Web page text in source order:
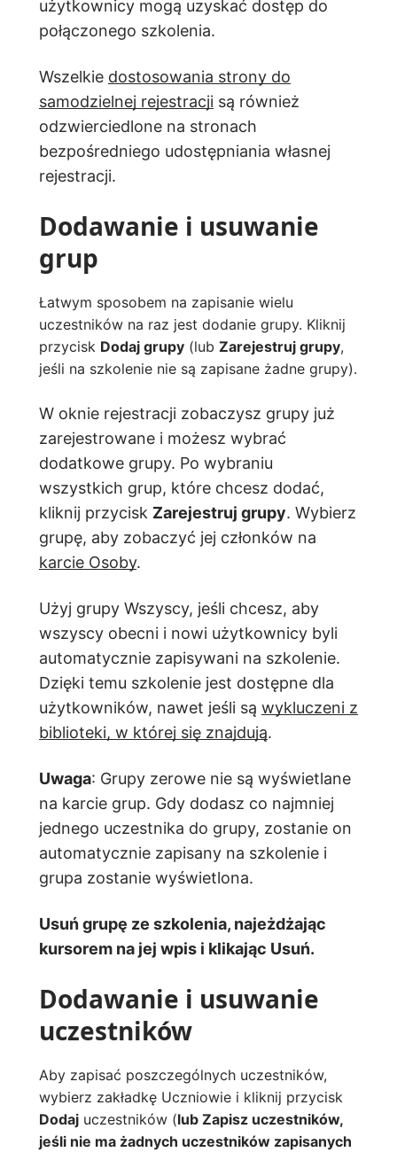
użytkownicy mogą uzyskać dostęp do
połączonego szkolenia.
Wszelkie dostosowania strony do
samodzielnej rejestracji są również
odzwierciedlone na stronach
bezpośredniego udostępniania własnej
rejestracji.
Dodawanie i usuwanie
grup
Łatwym sposobem na zapisanie wielu
uczestników na raz jest dodanie grupy. Kliknij
przycisk Dodaj grupy (lub Zarejestruj grupy,
jeśli na szkolenie nie są zapisane żadne grupy).
W oknie rejestracji zobaczysz grupy już
zarejestrowane i możesz wybrać
dodatkowe grupy. Po wybraniu
wszystkich grup, które chcesz dodać,
kliknij przycisk Zarejestruj grupy. Wybierz
grupę, aby zobaczyć jej członków na
karcie Osoby.
Użyj grupy Wszyscy, jeśli chcesz, aby
wszyscy obecni i nowi użytkownicy byli
automatycznie zapisywani na szkolenie.
Dzięki temu szkolenie jest dostępne dla
użytkowników, nawet jeśli są wykluczeni z
biblioteki, w której się znajdują.
Uwaga: Grupy zerowe nie są wyświetlane
na karcie grup. Gdy dodasz co najmniej
jednego uczestnika do grupy, zostanie on
automatycznie zapisany na szkolenie i
grupa zostanie wyświetlona.
Usuń grupę ze szkolenia, najeżdżając
kursorem na jej wpis i klikając Usuń.
Dodawanie i usuwanie
uczestników
Aby zapisać poszczególnych uczestników,
wybierz zakładkę Uczniowie i kliknij przycisk
Dodaj uczestników (lub Zapisz uczestników,
jeśli nie ma żadnych uczestników zapisanych